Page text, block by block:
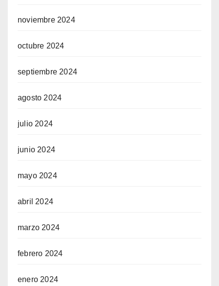
noviembre 2024
octubre 2024
septiembre 2024
agosto 2024
julio 2024
junio 2024
mayo 2024
abril 2024
marzo 2024
febrero 2024
enero 2024